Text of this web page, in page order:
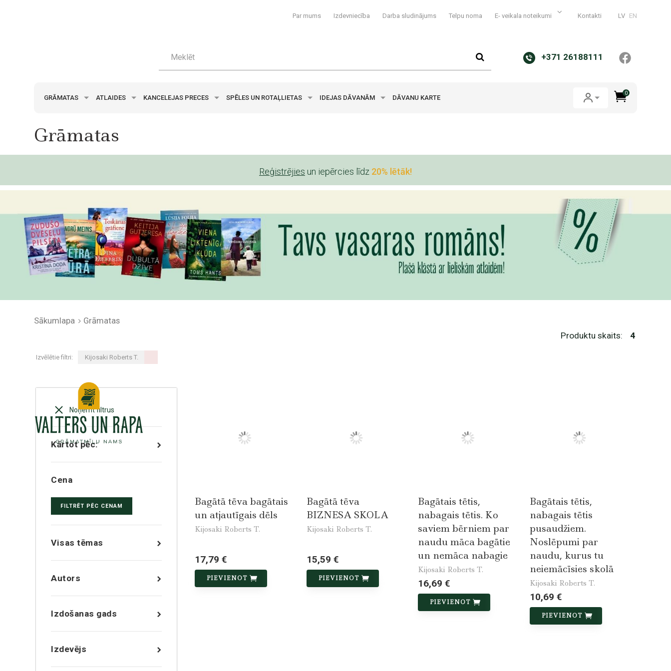
Par mums Izdevniecība Darba sludinājums Telpu noma E- veikala noteikumi Kontakti LV EN
+371 26188111
GRĀMATAS ATLAIDES KANCELEJAS PRECES SPĒLES UN ROTAĻLIETAS IDEJAS DĀVANĀM DĀVANU KARTE
0
Grāmatas
Reģistrējies un iepērcies līdz 20% lētāk!
Sākumlapa
Grāmatas
Produktu skaits:
4
Izvēlētie filtri: Kijosaki Roberts T.
Noņemt filtrus
Kārtot pēc:
Cena
FILTRĒT PĒC CENAM
Visas tēmas
Autors
Izdošanas gads
Izdevējs
Bagātā tēva bagātais
un atjautīgais dēls
Kijosaki Roberts T.
17,79 €
PIEVIENOT
Bagātā tēva
BIZNESA SKOLA
Kijosaki Roberts T.
15,59 €
PIEVIENOT
Bagātais tētis,
nabagais tētis. Ko
saviem bērniem par
naudu māca bagātie
un nemāca nabagie
Kijosaki Roberts T.
16,69 €
PIEVIENOT
Bagātais tētis,
nabagais tētis
pusaudžiem.
Noslēpumi par
naudu, kurus tu
neiemācīsies skolā
Kijosaki Roberts T.
10,69 €
PIEVIENOT